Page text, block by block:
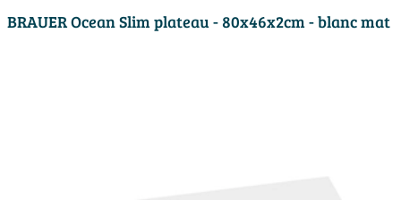
BRAUER Ocean Slim plateau - 80x46x2cm - blanc mat